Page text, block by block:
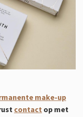
make-up
contact op met